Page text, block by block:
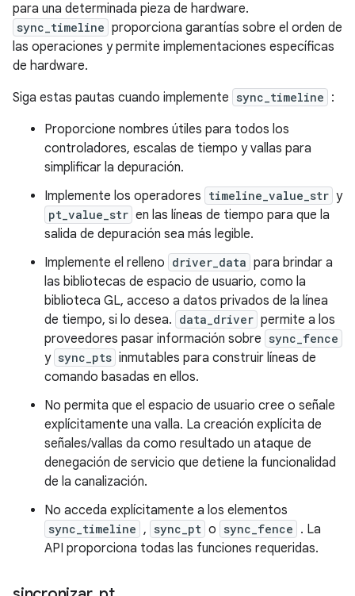
para una determinada pieza de hardware.
sync_timeline proporciona garantías sobre el orden de
las operaciones y permite implementaciones específicas
de hardware.
Siga estas pautas cuando implemente sync_timeline :
Proporcione nombres útiles para todos los
controladores, escalas de tiempo y vallas para
simplificar la depuración.
Implemente los operadores timeline_value_str y
pt_value_str en las líneas de tiempo para que la
salida de depuración sea más legible.
Implemente el relleno driver_data para brindar a
las bibliotecas de espacio de usuario, como la
biblioteca GL, acceso a datos privados de la línea
de tiempo, si lo desea. data_driver permite a los
proveedores pasar información sobre sync_fence
y sync_pts inmutables para construir líneas de
comando basadas en ellos.
No permita que el espacio de usuario cree o señale
explícitamente una valla. La creación explícita de
señales/vallas da como resultado un ataque de
denegación de servicio que detiene la funcionalidad
de la canalización.
No acceda explícitamente a los elementos
sync_timeline , sync_pt o sync_fence . La
API proporciona todas las funciones requeridas.